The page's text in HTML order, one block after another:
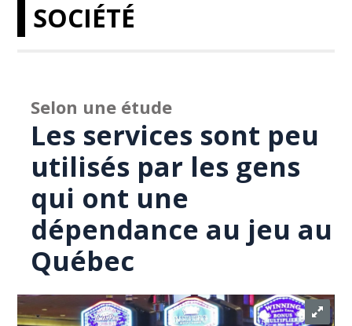
SOCIÉTÉ
Selon une étude
Les services sont peu
utilisés par les gens
qui ont une
dépendance au jeu au
Québec